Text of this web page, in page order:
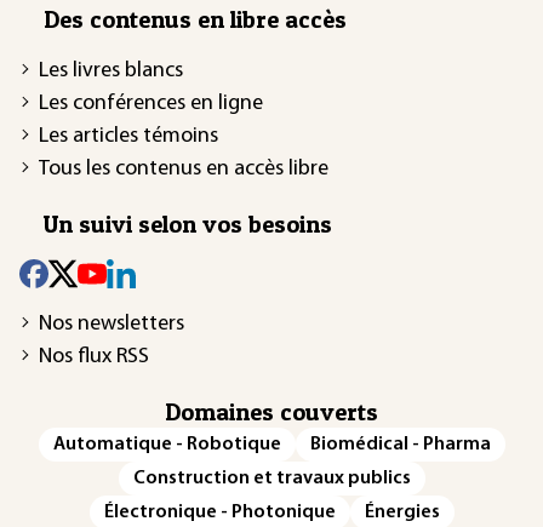
Des contenus en libre accès
Les livres blancs
Les conférences en ligne
Les articles témoins
Tous les contenus en accès libre
Un suivi selon vos besoins
Nos newsletters
Nos flux RSS
Domaines couverts
Automatique - Robotique
Biomédical - Pharma
Construction et travaux publics
Électronique - Photonique
Énergies